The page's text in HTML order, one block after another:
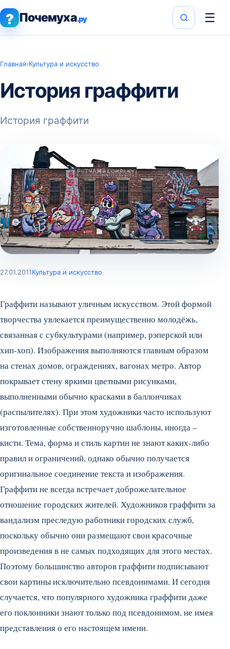
? Почемуха.ру ☰
Главная›Культура и искусство
История граффити
История граффити
27.01.2011Культура и искусство
Граффити называют уличным искусством. Этой формой
творчества увлекается преимущественно молодёжь,
связанная с субкультурами (например, рэперской или
хип-хоп). Изображения выполняются главным образом
на стенах домов, ограждениях, вагонах метро. Автор
покрывает стену яркими цветными рисунками,
выполненными обычно красками в баллончиках
(распылителях). При этом художники часто используют
изготовленные собственноручно шаблоны, иногда –
кисти. Тема, форма и стиль картин не знают каких-либо
правил и ограничений, однако обычно получается
оригинальное соединение текста и изображения.
Граффити не всегда встречает доброжелательное
отношение городских жителей. Художников граффити за
вандализм преследую работники городских служб,
поскольку обычно они размещают свои красочные
произведения в не самых подходящих для этого местах.
Поэтому большинство авторов граффити подписывают
свои картины исключительно псевдонимами. И сегодня
случается, что популярного художника граффити даже
его поклонники знают только под псевдонимом, не имея
представления о его настоящем имени.